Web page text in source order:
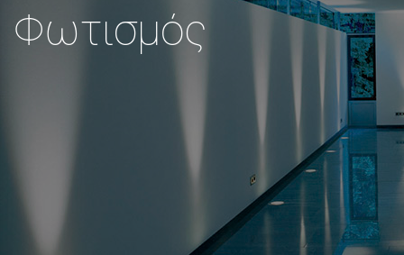
Φωτισμός